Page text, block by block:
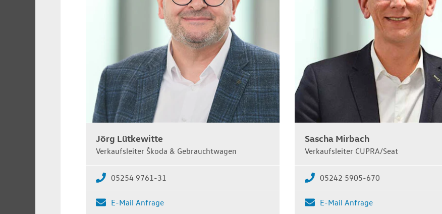
Jörg Lütkewitte
Verkaufsleiter Škoda & Gebrauchtwagen
05254 9761-31
E-Mail Anfrage
Sascha Mirbach
Verkaufsleiter CUPRA/Seat
05242 5905-670
E-Mail Anfrage